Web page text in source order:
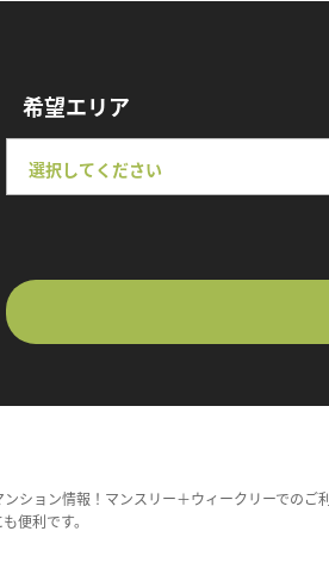
希望エリア
ション情報！マンスリー＋ウィークリーでの
便利です。